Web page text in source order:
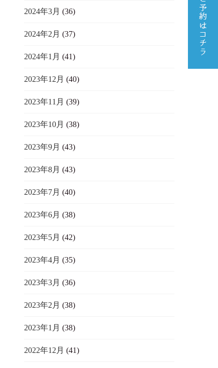
2024年3月 (36)
2024年2月 (37)
2024年1月 (41)
2023年12月 (40)
2023年11月 (39)
2023年10月 (38)
2023年9月 (43)
2023年8月 (43)
2023年7月 (40)
2023年6月 (38)
2023年5月 (42)
2023年4月 (35)
2023年3月 (36)
2023年2月 (38)
2023年1月 (38)
2022年12月 (41)